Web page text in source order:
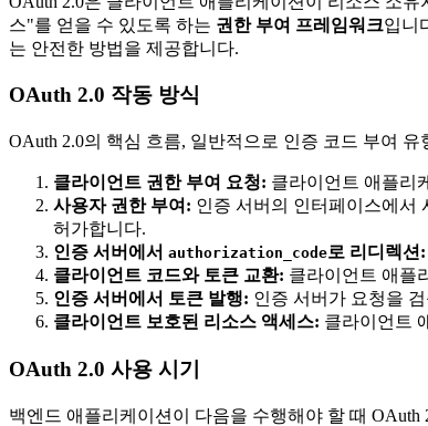
스"를 얻을 수 있도록 하는 권한 부여 프레임워크입니
는 안전한 방법을 제공합니다.
OAuth 2.0 작동 방식
OAuth 2.0의 핵심 흐름, 일반적으로 인증 코드 부여 유
클라이언트 권한 부여 요청: 클라이언트 애플리
사용자 권한 부여: 인증 서버의 인터페이스에서
허가합니다.
인증 서버에서 authorization_code로 리디렉션:
클라이언트 코드와 토큰 교환: 클라이언트 애플
인증 서버에서 토큰 발행: 인증 서버가 요청을
클라이언트 보호된 리소스 액세스: 클라이언트
OAuth 2.0 사용 시기
백엔드 애플리케이션이 다음을 수행해야 할 때 OAuth